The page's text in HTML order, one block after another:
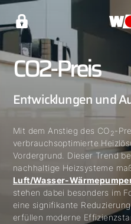
CO2-Preis
Entwicklungen und
Mit dem Anstieg des CO 2-
verbrauchsoptimierte
Vordergrund. Dieser Trend
nachhaltige Heizsysteme
Luft/Wasser-
stehen dabei besonders im
eine signifikante
erfüllen moderne